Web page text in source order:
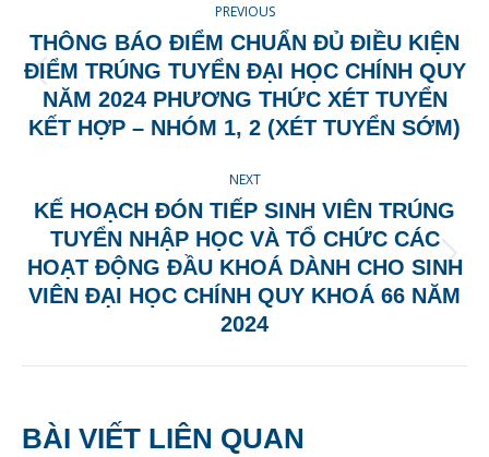
NAVIGATION
PREVIOUS
Previous
post:
THÔNG BÁO ĐIỂM CHUẨN ĐỦ ĐIỀU KIỆN
ĐIỂM TRÚNG TUYỂN ĐẠI HỌC CHÍNH QUY
NĂM 2024 PHƯƠNG THỨC XÉT TUYỂN
KẾT HỢP – NHÓM 1, 2 (XÉT TUYỂN SỚM)
NEXT
Next
post:
KẾ HOẠCH ĐÓN TIẾP SINH VIÊN TRÚNG
TUYỂN NHẬP HỌC VÀ TỔ CHỨC CÁC
HOẠT ĐỘNG ĐẦU KHOÁ DÀNH CHO SINH
VIÊN ĐẠI HỌC CHÍNH QUY KHOÁ 66 NĂM
2024
BÀI VIẾT LIÊN QUAN